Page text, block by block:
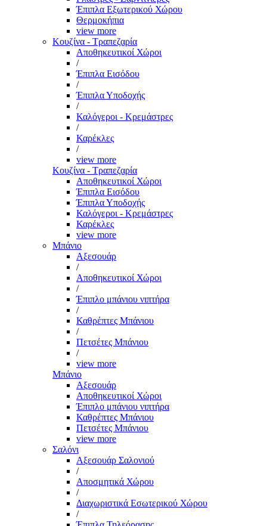
Έπιπλα Εξωτερικού Χώρου
Θερμοκήπια
view more
Κουζίνα - Τραπεζαρία
Αποθηκευτικοί Χώροι
/
Έπιπλα Εισόδου
/
Έπιπλα Υποδοχής
/
Καλόγεροι - Κρεμάστρες
/
Καρέκλες
/
view more
Κουζίνα - Τραπεζαρία
Αποθηκευτικοί Χώροι
Έπιπλα Εισόδου
Έπιπλα Υποδοχής
Καλόγεροι - Κρεμάστρες
Καρέκλες
view more
Μπάνιο
Αξεσουάρ
/
Αποθηκευτικοί Χώροι
/
Έπιπλο μπάνιου νιπτήρα
/
Καθρέπτες Μπάνιου
/
Πετσέτες Μπάνιου
/
view more
Μπάνιο
Αξεσουάρ
Αποθηκευτικοί Χώροι
Έπιπλο μπάνιου νιπτήρα
Καθρέπτες Μπάνιου
Πετσέτες Μπάνιου
view more
Σαλόνι
Αξεσουάρ Σαλονιού
/
Αποσμητικά Χώρου
/
Διαχωριστικά Εσωτερικού Χώρου
/